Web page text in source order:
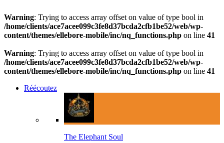
Warning: Trying to access array offset on value of type bool in
/home/clients/ace7acee099c3fe8d37bcda2cfb1be52/web/wp-
content/themes/ellebore-mobile/inc/nq_functions.php on line 41
Warning: Trying to access array offset on value of type bool in
/home/clients/ace7acee099c3fe8d37bcda2cfb1be52/web/wp-
content/themes/ellebore-mobile/inc/nq_functions.php on line 41
Réécoutez
The Elephant Soul